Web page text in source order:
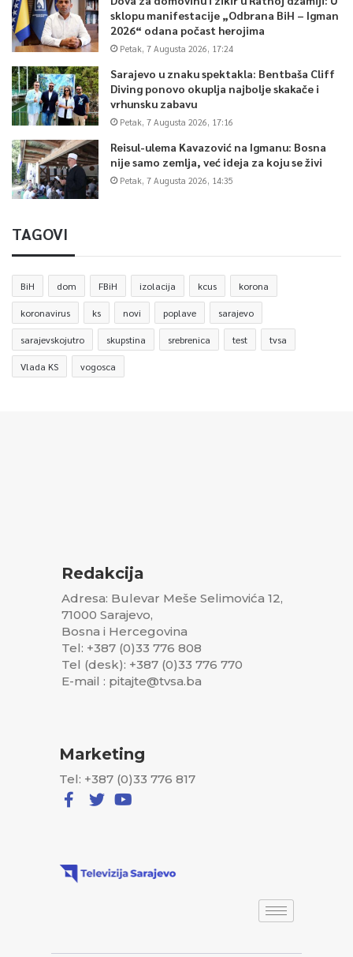
sklopu manifestacije „Odbrana BiH – Igman
2026“ odana počast herojima
Petak, 7 Augusta 2026, 17:24
Sarajevo u znaku spektakla: Bentbaša Cliff
Diving ponovo okuplja najbolje skakače i
vrhunsku zabavu
Petak, 7 Augusta 2026, 17:16
Reisul-ulema Kavazović na Igmanu: Bosna
nije samo zemlja, već ideja za koju se živi
Petak, 7 Augusta 2026, 14:35
TAGOVI
BiH dom FBiH izolacija kcus korona
koronavirus ks novi poplave sarajevo
sarajevskojutro skupstina srebrenica test tvsa
Vlada KS vogosca
Redakcija
Adresa: Bulevar Meše Selimovića 12,
71000 Sarajevo,
Bosna i Hercegovina
Tel: +387 (0)33 776 808
Tel (desk): +387 (0)33 776 770
E-mail : pitajte@tvsa.ba
Marketing
Tel: +387 (0)33 776 817